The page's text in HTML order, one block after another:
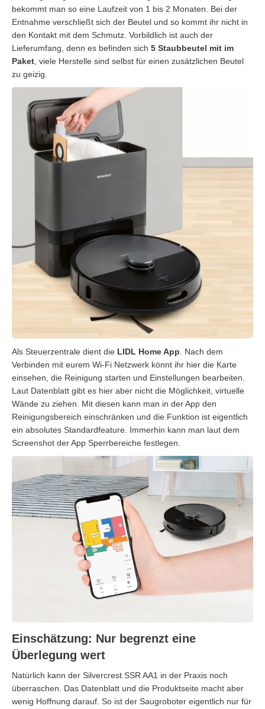
bekommt man so eine Laufzeit von 1 bis 2 Monaten. Bei der
Entnahme verschließt sich der Beutel und so kommt ihr nicht in
den Kontakt mit dem Schmutz. Vorbildlich ist auch der
Lieferumfang, denn es befinden sich 5 Staubbeutel mit im
Paket , viele Herstelle sind selbst für einen zusätzlichen Beutel
zu geizig.
Als Steuerzentrale dient die LIDL Home App. Nach dem
Verbinden mit eurem Wi-Fi Netzwerk könnt ihr hier die Karte
einsehen, die Reinigung starten und Einstellungen bearbeiten.
Laut Datenblatt gibt es hier aber nicht die Möglichkeit, virtuelle
Wände zu ziehen. Mit diesen kann man in der App den
Reinigungsbereich einschränken und die Funktion ist eigentlich
ein absolutes Standardfeature. Immerhin kann man laut dem
Screenshot der App Sperrbereiche festlegen.
Einschätzung: Nur begrenzt eine
Überlegung wert
Natürlich kann der Silvercrest SSR AA1 in der Praxis noch
überraschen. Das Datenblatt und die Produktseite macht aber
wenig Hoffnung darauf. So ist der Saugroboter eigentlich nur für